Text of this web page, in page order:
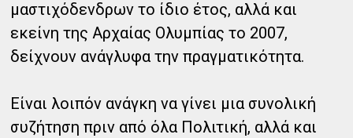
μαστιχόδενδρων το ίδιο έτος, αλλά και
εκείνη της Αρχαίας Ολυμπίας το 2007,
δείχνουν ανάγλυφα την πραγματικότητα.
Είναι λοιπόν ανάγκη να γίνει μια συνολική
συζήτηση πριν από όλα Πολιτική, αλλά και